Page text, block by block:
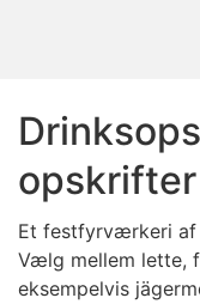
Et festfyrværkeri af
Vælg mellem lette,
eksempelvis